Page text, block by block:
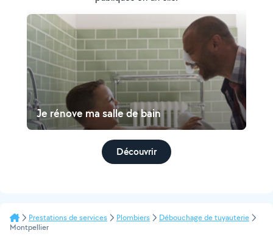
Je rénove ma salle de bain
Découvrir
Prestations de services Plombiers
Débouchage de tuyauterie
Montpellier